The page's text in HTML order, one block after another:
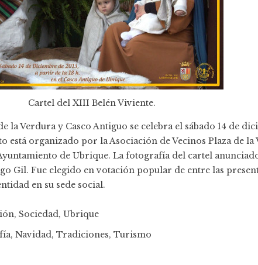
Cartel del XIII Belén Viviente.
la Verdura y Casco Antiguo se celebra el sábado 14 de
está organizado por la Asociación de Vecinos Plaza de la
de Ubrique. La fotografía del cartel
Gil. Fue elegido en votación popular de entre las
en su sede social.
, Sociedad, Ubrique
, Navidad, Tradiciones, Turismo